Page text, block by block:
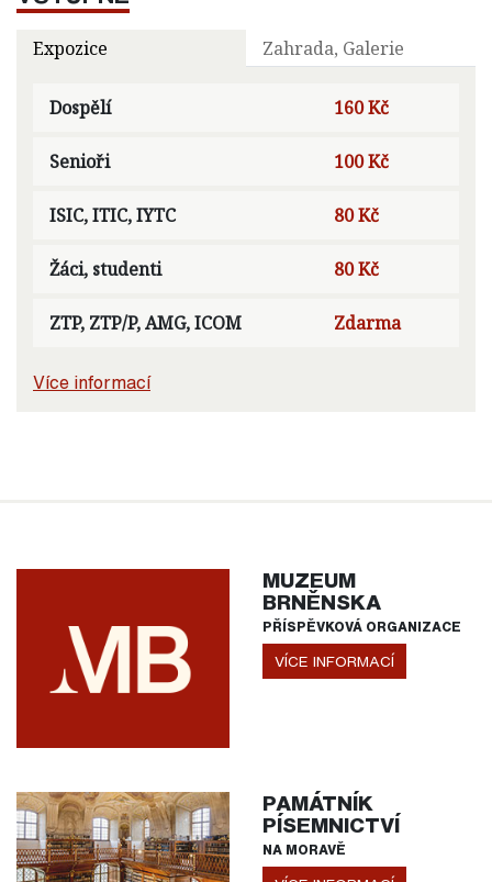
Expozice Zahrada, Galerie
Dospělí 160 Kč
Senioři 100 Kč
ISIC, ITIC, IYTC 80 Kč
Žáci, studenti 80 Kč
ZTP, ZTP/P, AMG, ICOM Zdarma
Více informací
MUZEUM
BRNĚNSKA
PŘÍSPĚVKOVÁ ORGANIZACE
VÍCE INFORMACÍ
PAMÁTNÍK
PÍSEMNICTVÍ
NA MORAVĚ